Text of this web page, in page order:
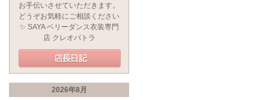
お手伝いさせていただきます。
どうぞお気軽にご相談ください
✨ SAYA ベリーダンス衣装専門
店 クレオパトラ
2026年8月